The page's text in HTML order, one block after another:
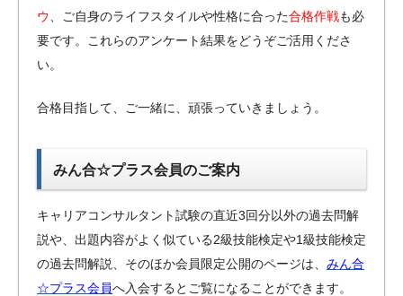
ウ
、ご自身のライフスタイルや性格に合った合格作戦も必
要です。これらのアンケート結果をどうぞご活用くださ
い。
合格目指して、ご一緒に、頑張っていきましょう。
みん合☆プラス会員のご案内
キャリアコンサルタント試験の直近3回分以外の過去問解
説や、出題内容がよく似ている2級技能検定や1級技能検定
の過去問解説、そのほか会員限定公開のページは、 みん合
☆プラス会員へ入会するとご覧になることができます。